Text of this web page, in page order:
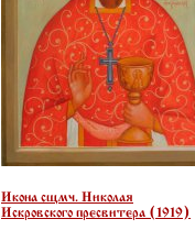
Икона сщмч. Николая
Искровского пресвитера (1919)